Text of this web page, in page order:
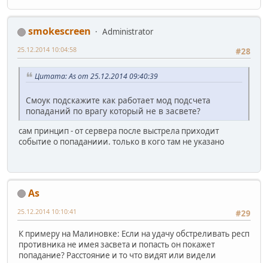
smokescreen
Administrator
#28
25.12.2014 10:04:58
Цитата: As от 25.12.2014 09:40:39
Смоук подскажите как работает мод подсчета
попаданий по врагу который не в засвете?
сам принцип - от сервера после выстрела приходит
событие о попаданиии. только в кого там не указано
As
#29
25.12.2014 10:10:41
К примеру на Малиновке: Если на удачу обстреливать респ
противника не имея засвета и попасть он покажет
попадание? Расстояние и то что видят или видели